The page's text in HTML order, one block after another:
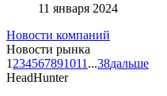
11 января 2024
Новости компаний
Новости рынка
1 234567891011 ...38дальше
HeadHunter